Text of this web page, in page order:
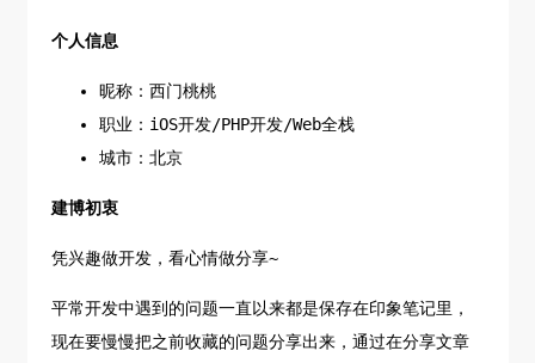
个人信息
昵称：西门桃桃
职业：iOS开发/PHP开发/Web全栈
城市：北京
建博初衷
凭兴趣做开发，看心情做分享~
平常开发中遇到的问题一直以来都是保存在印象笔记里，
现在要慢慢把之前收藏的问题分享出来，通过在分享文章